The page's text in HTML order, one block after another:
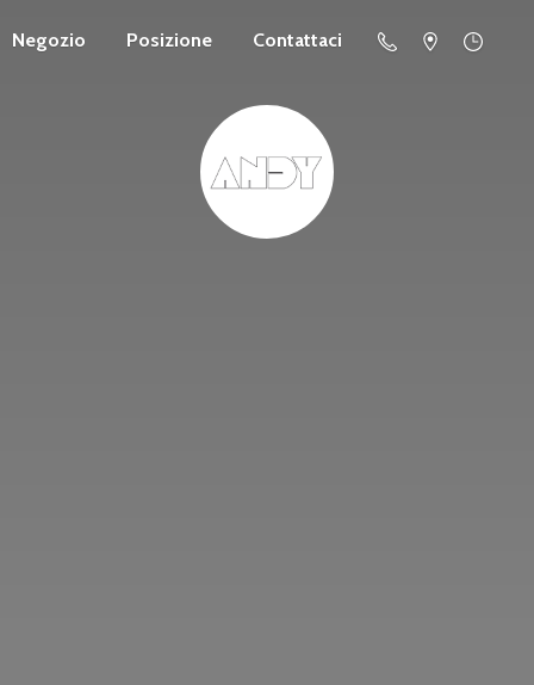
Negozio Posizione Contattaci